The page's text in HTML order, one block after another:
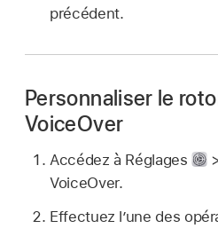
précédent.
Personnaliser le
VoiceOver
Accédez à Réglages
VoiceOver.
Effectuez l’une des